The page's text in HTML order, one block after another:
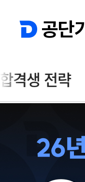
공단기
합격생 전략